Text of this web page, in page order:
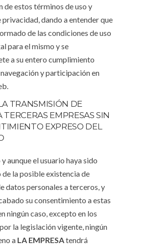
de estos términos de uso y
dando a entender que
de las condiciones de uso
para el mismo y se
a su entero cumplimiento
y participación en
TRANSMISIÓN DE
TERCERAS EMPRESAS SIN
EXPRESO DEL
aunque el usuario haya sido
la posible existencia de
datos personales a terceros, y
su consentimiento a estas
ningún caso, excepto en los
la legislación vigente, ningún
a LA EMPRESAtendrá